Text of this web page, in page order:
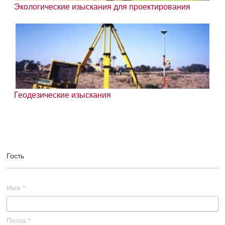
Экологические изыскания для проектирования
Геодезические изыскания
Гость
Имя *
Почта *